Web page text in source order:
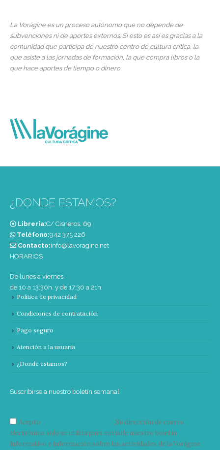
La Vorágine es un proceso autónomo que no depende de
subvenciones ni de aportes externos. Si esto es así es gracias a la
comunidad que participa de nuestro centro de cultura crítica, la
que asiste a las jornadas de formación, la que compra libros o la
que hace aportes de tiempo o dinero.
¿DONDE ESTAMOS?
Librería:C/ Cisneros, 69
Teléfono:‭942 375 226‬
Contacto:info@lavoragine.net
HORARIOS
De lunes a viernes
de 10 a 13:30h. y de 17:30 a 21h.
Política de privacidad
Condiciones de contratación
Pago seguro
Atención a la usuaria
¿Donde estamos?
Suscribirse a nuestro boletín semanal
Acepto
Su dirección de correo
electrónico solo se utiliza para enviarle nuestro boletín
informativo e información sobre las actividades de la Vorágine.